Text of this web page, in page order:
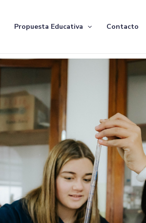
Propuesta Educativa Contacto